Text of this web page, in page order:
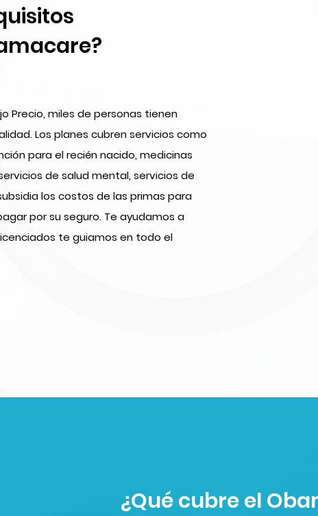
Precio, miles de personas tienen
Los planes cubren servicios como
para el recién nacido, medicinas
de salud mental, servicios de
los costos de las primas para
por su seguro. Te ayudamos a
te guiamos en todo el
¿Qué cubre el